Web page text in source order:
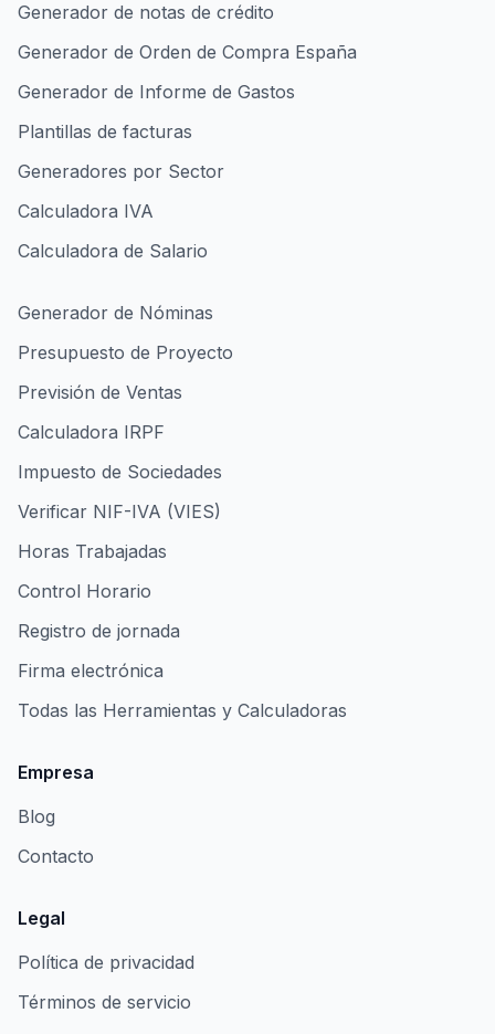
Generador de notas de crédito
Generador de Orden de Compra España
Generador de Informe de Gastos
Plantillas de facturas
Generadores por Sector
Calculadora IVA
Calculadora de Salario
Generador de Nóminas
Presupuesto de Proyecto
Previsión de Ventas
Calculadora IRPF
Impuesto de Sociedades
Verificar NIF-IVA (VIES)
Horas Trabajadas
Control Horario
Registro de jornada
Firma electrónica
Todas las Herramientas y Calculadoras
Empresa
Blog
Contacto
Legal
Política de privacidad
Términos de servicio